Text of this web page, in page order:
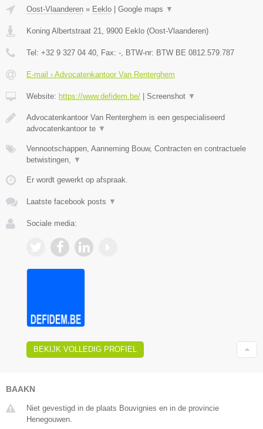
Oost-Vlaanderen » Eeklo Google maps ▼
Koning Albertstraat 21 9900 Eeklo (Oost-Vlaanderen)
Tel: +32 9 327 04 40 , Fax: - , BTW-nr: BTW BE 0812.579.787
E-mail › Advocatenkantoor Van Renterghem
Website: https://www.defidem.be/ Screenshot ▼
Advocatenkantoor Van Renterghem is een gespecialiseerd
advocatenkantoor te ▼
Vennootschappen, Aanneming Bouw, Contracten en contractuele
betwistingen,
▼
Er wordt gewerkt op afspraak.
Laatste facebook posts ▼
Sociale media:
BEKIJK VOLLEDIG PROFIEL
BAAKN
Niet gevestigd in de plaats Bouvignies en in de provincie
Henegouwen.